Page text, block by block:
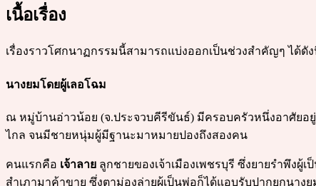
เนื้อเรื่อง
เรื่องราวโศกนาฏกรรมนี้สามารถแบ่งออกเป็นช่วงสำคัญๆ ได้ดั
นางยมโดยผู้เลอโฉม
ณ หมู่บ้านอ่าวน้อย (จ.ประจวบคีรีขันธ์) มีครอบครัวหนึ่งอาศัยอ
ไกล จนมีชายหนุ่มผู้มีฐานะมาหมายปองถึงสองคน
คนแรกคือ เจ้าลาย ลูกชายของเจ้าเมืองเพชรบุรี ซึ่งยายรำพึง
สำเภามาค้าขาย ซึ่งตาม่องล่ายผู้เป็นพ่อก็ได้แอบรับปากยกนาง